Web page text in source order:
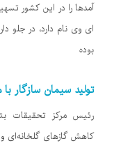
آمدها را در این کشور
ای وی نام دارد، در جلو
بوده
تولید سیمان سازگار
رئیس مرکز تحقیقات
کاهش گازهای گلخانه‌ای